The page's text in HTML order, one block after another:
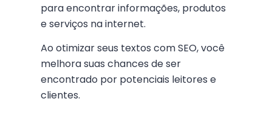
para encontrar informações, produtos
e serviços na internet.
Ao otimizar seus textos com SEO, você
melhora suas chances de ser
encontrado por potenciais leitores e
clientes.